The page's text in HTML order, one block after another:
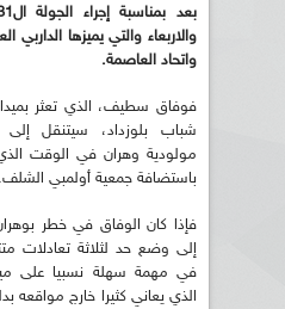
والاربعاء والتي يميزها الداربي
واتحاد العاصمة.
فوفاق سطيف، الذي تعثر
شباب بلوزداد، سيتنقل إلى
مولودية وهران في الوقت
باستضافة جمعية أولمبي الشلف.
فإذا كان الوفاق في خطر
إلى وضع حد لثلاثة تعادلات
في مهمة سهلة نسبيا على